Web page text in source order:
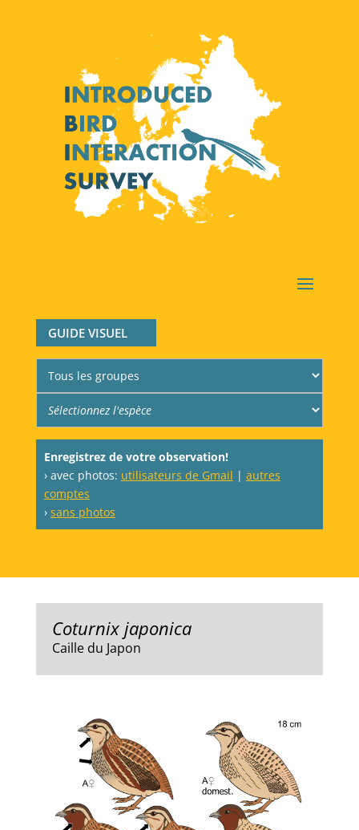
GUIDE VISUEL
Enregistrez de votre observation!
› avec photos: utilisateurs de Gmail | autres
comptes
› sans photos
Coturnix japonica
Caille du Japon